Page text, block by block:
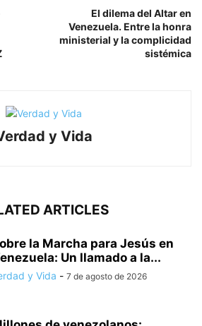
El dilema del Altar en
Venezuela. Entre la honra
ministerial y la complicidad
sistémica
y Vida
ARTICLES
la Marcha para Jesús en
Un llamado a la...
y Vida - 7 de agosto de 2026